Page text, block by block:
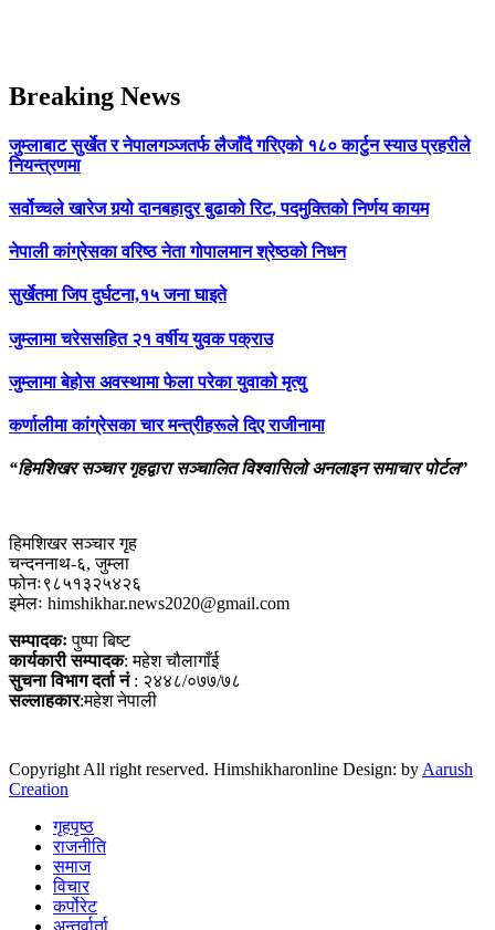
Breaking News
जुम्लाबाट सुर्खेत र नेपालगञ्जतर्फ लैजाँदै गरिएको १८० कार्टुन स्याउ प्रहरीले
नियन्त्रणमा
सर्वोच्चले खारेज गर्‍यो दानबहादुर बुढाको रिट, पदमुक्तिको निर्णय कायम
नेपाली कांग्रेसका वरिष्ठ नेता गोपालमान श्रेष्ठको निधन
सुर्खेतमा जिप दुर्घटना,१५ जना घाइते
जुम्लामा चरेससहित २१ वर्षीय युवक पक्राउ
जुम्लामा बेहोस अवस्थामा फेला परेका युवाको मृत्यु
कर्णालीमा कांग्रेसका चार मन्त्रीहरूले दिए राजीनामा
“हिमशिखर सञ्चार गृहद्वारा सञ्चालित विश्वासिलो अनलाइन समाचार पोर्टल”
हिमशिखर सञ्चार गृह
चन्दननाथ-६, जुम्ला
फोनः९८५१३२५४२६
इमेलः himshikhar.news2020@gmail.com
सम्पादकःपुष्पा बिष्ट
कार्यकारी सम्पादक: महेश चौलागाँई
सुचना विभाग दर्ता नं: २४४८/०७७/७८
सल्लाहकार:महेश नेपाली
Copyright All right reserved. Himshikharonline Design: byAarush
Creation
गृहपृष्ठ
राजनीति
समाज
विचार
कर्पोरेट